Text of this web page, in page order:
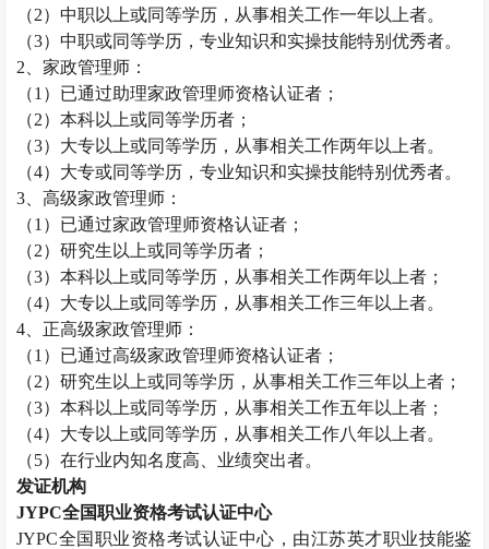
（2）中职以上或同等学历，从事相关工作一年以上者。
（3）中职或同等学历，专业知识和实操技能特别优秀者。
2、家政管理师 ：
（1）已通过助理家政管理师资格认证者；
（2）本科以上或同等学历者；
（3）大专以上或同等学历，从事相关工作两年以上者。
（4）大专或同等学历，专业知识和实操技能特别优秀者。
3、高级家政管理师 ：
（1）已通过家政管理师资格认证者；
（2）研究生以上或同等学历者；
（3）本科以上或同等学历，从事相关工作两年以上者；
（4）大专以上或同等学历，从事相关工作三年以上者。
4、正高级家政管理师 ：
（1）已通过高级家政管理师资格认证者；
（2）研究生以上或同等学历，从事相关工作三年以上者；
（3）本科以上或同等学历，从事相关工作五年以上者；
（4）大专以上或同等学历，从事相关工作八年以上者。
（5）在行业内知名度高、业绩突出者。
发证机构
JYPC全国职业资格考试认证中心
JYPC全国职业资格考试认证中心，由江苏英才职业技能鉴